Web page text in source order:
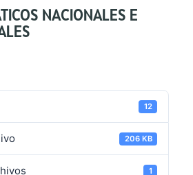
NACIONALES E
12
206 KB
1